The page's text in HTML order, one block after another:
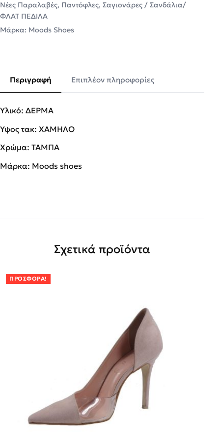
Νέες Παραλαβές, Παντόφλες, Σαγιονάρες / Σανδάλια/
ΦΛΑΤ ΠΕΔΙΛΑ
Μάρκα: Moods Shoes
Περιγραφή Επιπλέον πληροφορίες
Υλικό: ΔΕΡΜΑ
Ύψος τακ: ΧΑΜΗΛΟ
Χρώμα: ΤΑΜΠΑ
Μάρκα: Moods shoes
Σχετικά προϊόντα
ΠΡΟΣΦΟΡΆ!